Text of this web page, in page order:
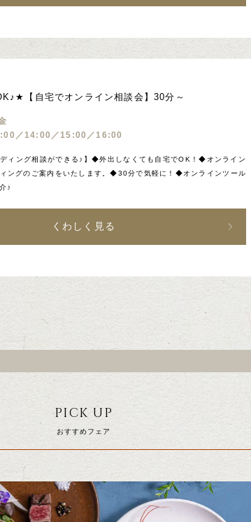
【自宅でオンライン相談会】30分～
／14:00／15:00／16:00
ディング相談ができる♪】◆外出しなくても自宅でOK！◆オンライン
ングのご案内をいたします。◆30分で気軽に！◆オンラインツール
♪
くわしく見る
WED FRI SAT SUN
PICK UP
おすすめフェア